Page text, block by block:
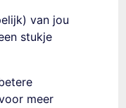
van jou
stukje
meer